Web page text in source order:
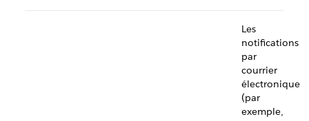
Les
notifications
par
courrier
électronique
(par
exemple,